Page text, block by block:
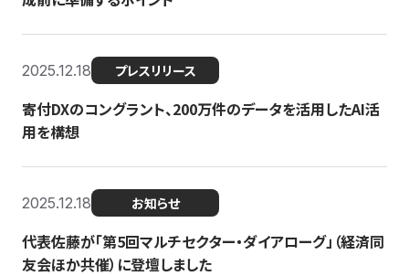
2025.12.18 プレスリリース
寄付DXのコングラント、200万件のデータを活用したAI活
用を構想
2025.12.18 お知らせ
代表佐藤が「第5回マルチセクター・ダイアローグ」（経済同
友会ほか共催）に登壇しました